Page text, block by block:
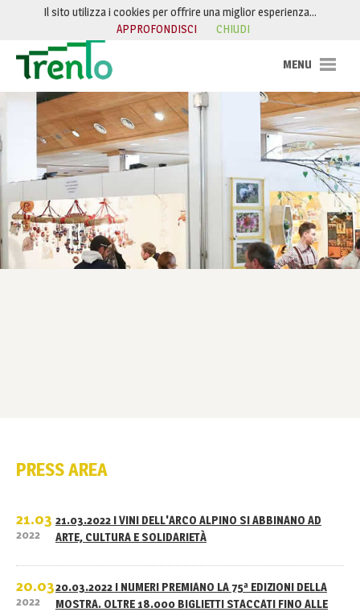
Salta al contenuto
PRESS AREA
21.03
2022
21.03.2022 I VINI DELL'ARCO ALPINO SI ABBINANO AD
ARTE, CULTURA E SOLIDARIETÀ
20.03
2022
20.03.2022 I NUMERI PREMIANO LA 75ª EDIZIONI DELLA
MOSTRA. OLTRE 18.000 BIGLIETTI STACCATI FINO ALLE
Il sito utilizza i cookies per offrire una miglior esperienza…
APPROFONDISCI
CHIUDI